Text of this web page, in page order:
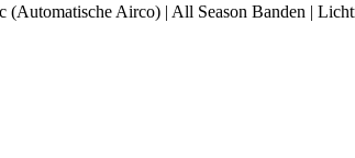
Airco) | All Season Banden |